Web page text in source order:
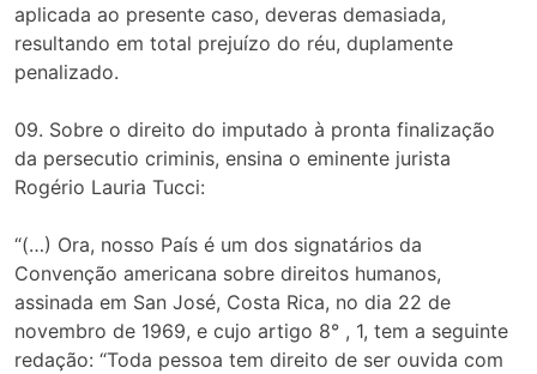
aplicada ao presente caso, deveras demasiada,
resultando em total prejuízo do réu, duplamente
penalizado.
09. Sobre o direito do imputado à pronta finalização
da persecutio criminis, ensina o eminente jurista
Rogério Lauria Tucci:
“(…) Ora, nosso País é um dos signatários da
Convenção americana sobre direitos humanos,
assinada em San José, Costa Rica, no dia 22 de
novembro de 1969, e cujo artigo 8° , 1, tem a seguinte
redação: “Toda pessoa tem direito de ser ouvida com